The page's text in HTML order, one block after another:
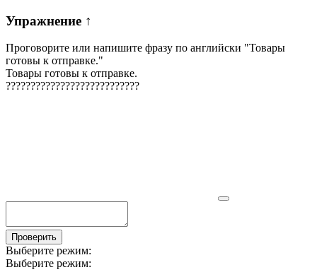
Упражнение ↑
Проговорите или напишите фразу по английски "Товары
готовы к отправке."
Товары готовы к отправке.
???????????????????????????
Проверить
Выберите режим:
Выберите режим: